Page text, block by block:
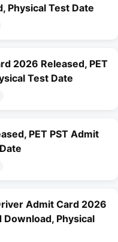
Physical Test Date
2026 Released, PET
Test Date
PET PST Admit
Admit Card 2026
Download, Physical